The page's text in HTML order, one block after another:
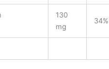
130
mg
34%